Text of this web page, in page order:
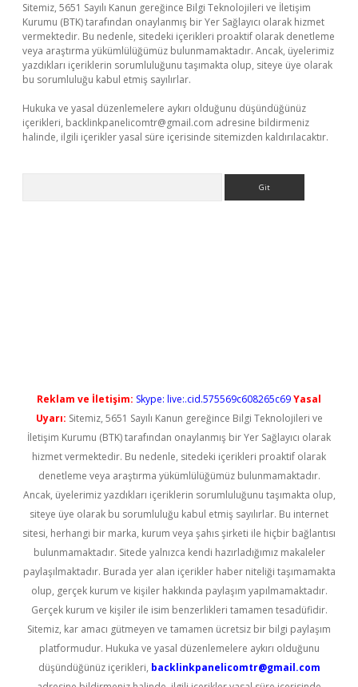
Sitemiz, 5651 Sayılı Kanun gereğince Bilgi Teknolojileri ve İletişim
Kurumu (BTK) tarafından onaylanmış bir Yer Sağlayıcı olarak hizmet
vermektedir. Bu nedenle, sitedeki içerikleri proaktif olarak denetleme
veya araştırma yükümlülüğümüz bulunmamaktadır. Ancak, üyelerimiz
yazdıkları içeriklerin sorumluluğunu taşımakta olup, siteye üye olarak
bu sorumluluğu kabul etmiş sayılırlar.
Hukuka ve yasal düzenlemelere aykırı olduğunu düşündüğünüz
içerikleri, backlinkpanelicomtr@gmail.com adresine bildirmeniz
halinde, ilgili içerikler yasal süre içerisinde sitemizden kaldırılacaktır.
Reklam ve İletişim: Skype: live:.cid.575569c608265c69Yasal
Uyarı: Sitemiz, 5651 Sayılı Kanun gereğince Bilgi Teknolojileri ve
İletişim Kurumu (BTK) tarafından onaylanmış bir Yer Sağlayıcı olarak
hizmet vermektedir. Bu nedenle, sitedeki içerikleri proaktif olarak
denetleme veya araştırma yükümlülüğümüz bulunmamaktadır.
Ancak, üyelerimiz yazdıkları içeriklerin sorumluluğunu taşımakta olup,
siteye üye olarak bu sorumluluğu kabul etmiş sayılırlar. Bu internet
sitesi, herhangi bir marka, kurum veya şahıs şirketi ile hiçbir bağlantısı
bulunmamaktadır. Sitede yalnızca kendi hazırladığımız makaleler
paylaşılmaktadır. Burada yer alan içerikler haber niteliği taşımamakta
olup, gerçek kurum ve kişiler hakkında paylaşım yapılmamaktadır.
Gerçek kurum ve kişiler ile isim benzerlikleri tamamen tesadüfidir.
Sitemiz, kar amacı gütmeyen ve tamamen ücretsiz bir bilgi paylaşım
platformudur. Hukuka ve yasal düzenlemelere aykırı olduğunu
düşündüğünüz içerikleri, backlinkpanelicomtr@gmail.com